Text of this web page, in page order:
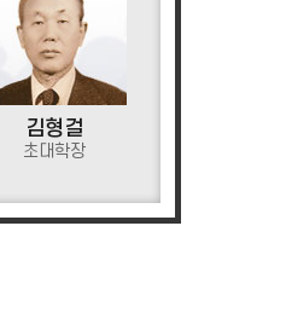
김형걸
초대학장